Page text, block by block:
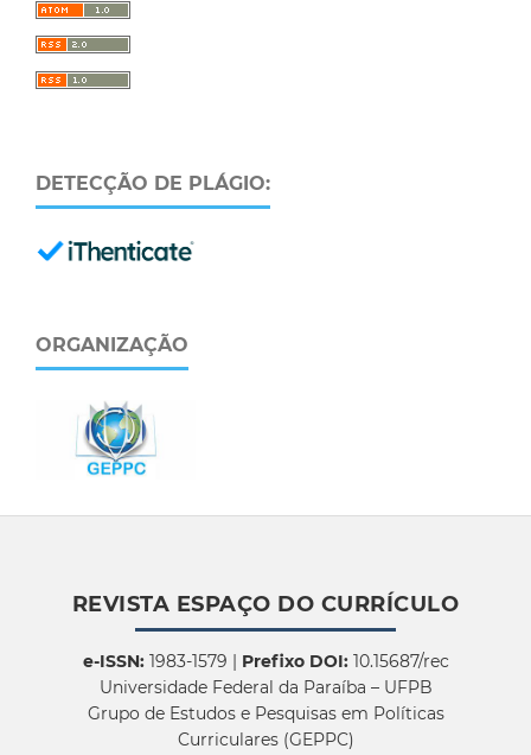
DETECÇÃO DE PLÁGIO:
ORGANIZAÇÃO
REVISTA ESPAÇO DO CURRÍCULO
e-ISSN:1983-1579 | Prefixo DOI:10.15687/rec
Universidade Federal da Paraíba – UFPB
Grupo de Estudos e Pesquisas em Políticas
Curriculares (GEPPC)